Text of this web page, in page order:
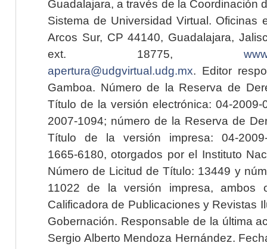
Guadalajara, a través de la Coordinación
Sistema de Universidad Virtual. Oficinas
Arcos Sur, CP 44140, Guadalajara,
ext. 18775,
apertura@udgvirtual.udg.mx. Editor
Gamboa. Número de la Reserva de
Título de la versión electrónica: 04-2009-
2007-1094; número de la Reserva de
Título de la versión impresa: 04-2009-
1665-6180, otorgados por el Instituto
Número de Licitud de Título: 13449 y
11022 de la versión impresa, ambos
Calificadora de Publicaciones y Revistas
Gobernación. Responsable de la última
Sergio Alberto Mendoza Hernández.